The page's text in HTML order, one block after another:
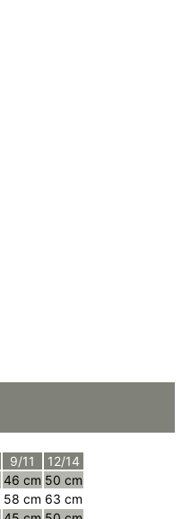
9/11
12/14
46 cm 50 cm
58 cm 63 cm